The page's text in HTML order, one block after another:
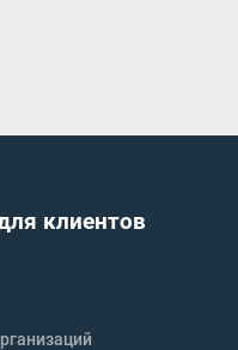
клиентов